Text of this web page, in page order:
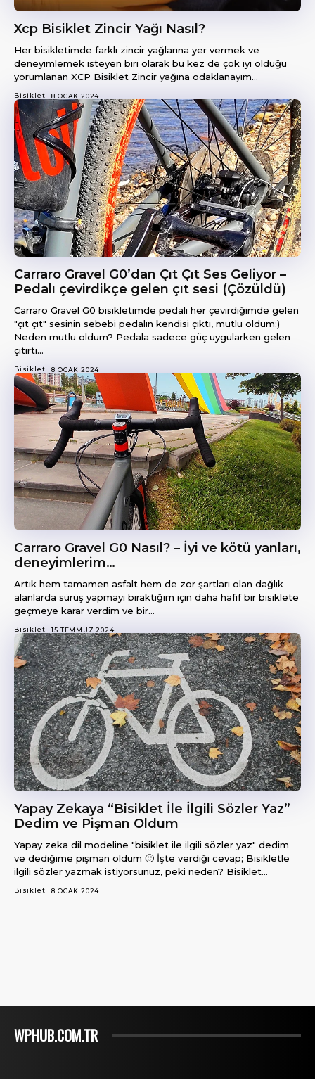
Xcp Bisiklet Zincir Yağı Nasıl?
Her bisikletimde farklı zincir yağlarına yer vermek ve
deneyimlemek isteyen biri olarak bu kez de çok iyi olduğu
yorumlanan XCP Bisiklet Zincir yağına odaklanayım...
Bisiklet 8 OCAK 2024
Carraro Gravel G0’dan Çıt Çıt Ses Geliyor –
Pedalı çevirdikçe gelen çıt sesi (Çözüldü)
Carraro Gravel G0 bisikletimde pedalı her çevirdiğimde gelen
"çıt çıt" sesinin sebebi pedalın kendisi çıktı, mutlu oldum:)
Neden mutlu oldum? Pedala sadece güç uygularken gelen
çıtırtı...
Bisiklet 8 OCAK 2024
Carraro Gravel G0 Nasıl? – İyi ve kötü yanları,
deneyimlerim…
Artık hem tamamen asfalt hem de zor şartları olan dağlık
alanlarda sürüş yapmayı bıraktığım için daha hafif bir bisiklete
geçmeye karar verdim ve bir...
Bisiklet 15 TEMMUZ 2024
Yapay Zekaya “Bisiklet İle İlgili Sözler Yaz”
Dedim ve Pişman Oldum
Yapay zeka dil modeline "bisiklet ile ilgili sözler yaz" dedim
ve dediğime pişman oldum 🙂 İşte verdiği cevap; Bisikletle
ilgili sözler yazmak istiyorsunuz, peki neden? Bisiklet...
Bisiklet 8 OCAK 2024
WPHUB.COM.TR